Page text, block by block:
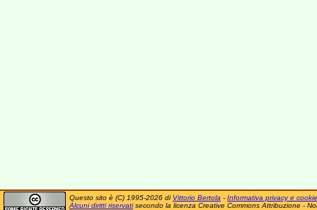
Questo sito è (C) 1995-2026 di Vittorio Bertola - Informativa privacy e cookie
Alcuni diritti riservatisecondo la licenza Creative Commons Attribuzione -